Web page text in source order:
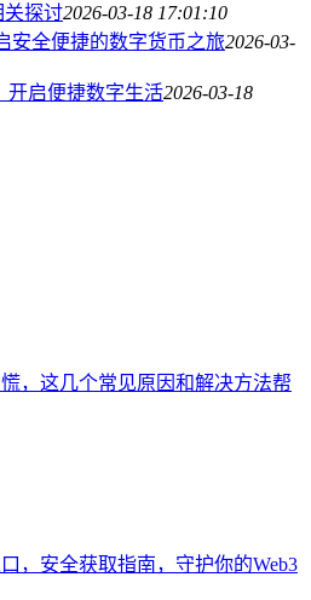
关探讨2026-03-18 17:01:10
安全便捷的数字货币之旅2026-03-
开启便捷数字生活2026-03-18
，这几个常见原因和解决方法帮
，安全获取指南，守护你的Web3